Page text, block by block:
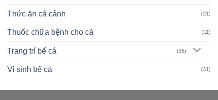
Thức ăn cá cảnh (21)
Thuốc chữa bệnh cho cá (11)
Trang trí bể cá (36)
Vi sinh bể cá (31)